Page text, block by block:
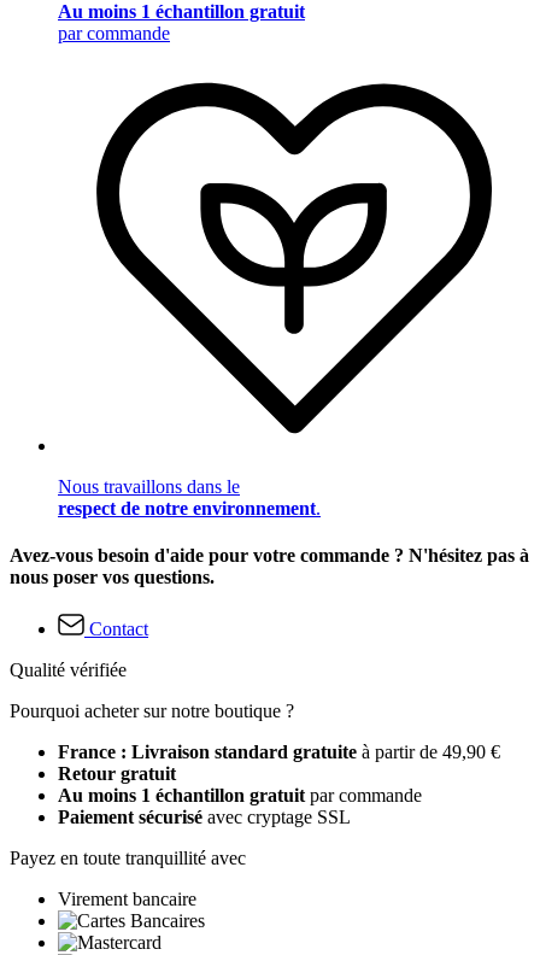
Au moins 1 échantillon gratuit
par commande
Nous travaillons dans le
respect de notre environnement.
Avez-vous besoin d'aide pour votre commande ? N'hésitez pas à
nous poser vos questions.
Contact
Qualité vérifiée
Pourquoi acheter sur notre boutique ?
France : Livraison standard gratuite à partir de 49,90 €
Retour gratuit
Au moins 1 échantillon gratuitpar commande
Paiement sécurisé avec cryptage SSL
Payez en toute tranquillité avec
Virement bancaire